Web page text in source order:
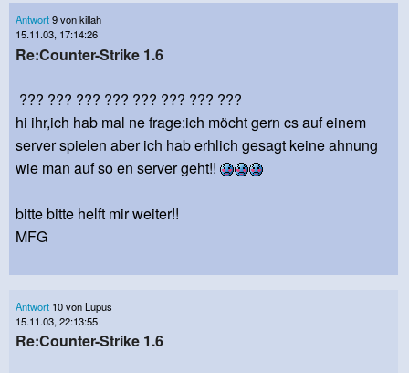
Antwort9 von killah
15.11.03, 17:14:26
Re:Counter-Strike 1.6
??? ??? ??? ??? ??? ??? ??? ???
hi ihr,ich hab mal ne frage:ich möcht gern cs auf einem
server spielen aber ich hab erhlich gesagt keine ahnung
wie man auf so en server geht!!
bitte bitte helft mir weiter!!
MFG
Antwort 10 von Lupus
15.11.03, 22:13:55
Re:Counter-Strike 1.6